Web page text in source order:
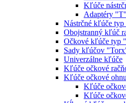
Kľúče
Adaptéry
Nástrčné kľúče typ
Obojstranný kľúč
Očkové kľúče typ
Sady kľúčov
Univerzálne kľúče
Kľúče očkové
Kľúče očkové
Kľúče
Kľúče